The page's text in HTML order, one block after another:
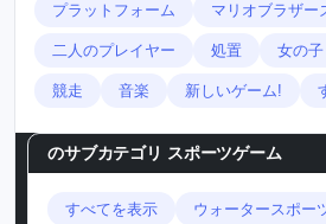
プラットフォーム マリオブラザー
二人のプレイヤー 処置 女の子
競走 音楽 新しいゲーム!
のサブカテゴリ スポーツゲーム
すべてを表示 ウォータースポー